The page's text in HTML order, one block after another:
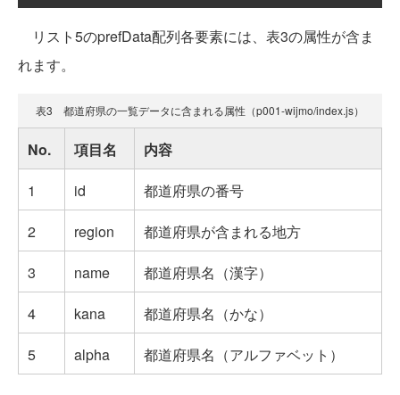
リスト5のprefData配列各要素には、表3の属性が含ま
れます。
表3 都道府県の一覧データに含まれる属性（p001-wijmo/index.js）
No. 項目名
内容
1
id
都道府県の番号
2
region
都道府県が含まれる地方
3
name
都道府県名（漢字）
4
kana
都道府県名（かな）
5
alpha 都道府県名（アルファベット）